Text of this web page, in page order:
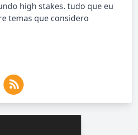
high stakes. tudo que eu
temas que considero